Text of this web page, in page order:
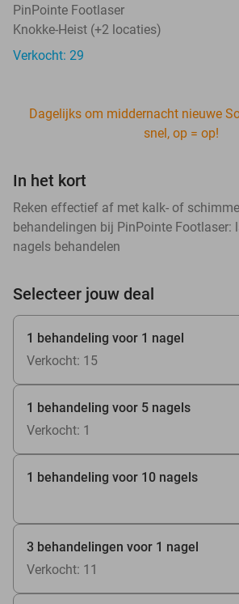
PinPointe Footlaser
Knokke-Heist (+2 locaties)
Verkocht: 29
Dagelijks om middernacht nieuwe
snel, op = op!
In het kort
Reken effectief af met kalk- of
behandelingen bij PinPointe Footlaser:
nagels behandelen
Selecteer jouw deal
1 behandeling voor 1 nagel
Verkocht: 15
1 behandeling voor 5 nagels
Verkocht: 1
1 behandeling voor 10 nagels
3 behandelingen voor 1 nagel
Verkocht: 11